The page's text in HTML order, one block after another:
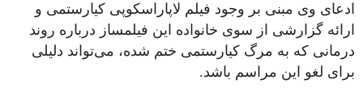
ادعای وی مبنی بر وجود فیلم لاپاراسکوپی کیارستمی و
ارائه گزارشی از سوی خانواده این فیلمساز درباره روند
درمانی که به مرگ کیارستمی ختم شده، می‌تواند دلیلی
برای لغو این مراسم باشد.